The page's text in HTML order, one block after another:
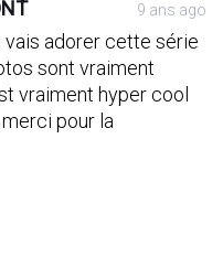
9 ans ago
vais adorer cette série
sont vraiment
vraiment hyper cool
pour la